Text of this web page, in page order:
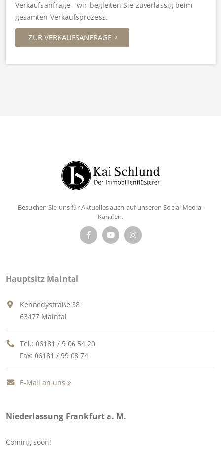
Verkaufsanfrage - wir begleiten Sie zuverlässig beim
gesamten Verkaufsprozess.
ZUR VERKAUFSANFRAGE
Besuchen Sie uns für Aktuelles auch auf unseren Social-Media-
Kanälen.
Hauptsitz Maintal
Kennedystraße 38
63477 Maintal
Tel.: 06181 / 9 06 54 20
Fax: 06181 / 99 08 74
E-Mail an uns
Niederlassung Frankfurt a. M.
Coming soon!